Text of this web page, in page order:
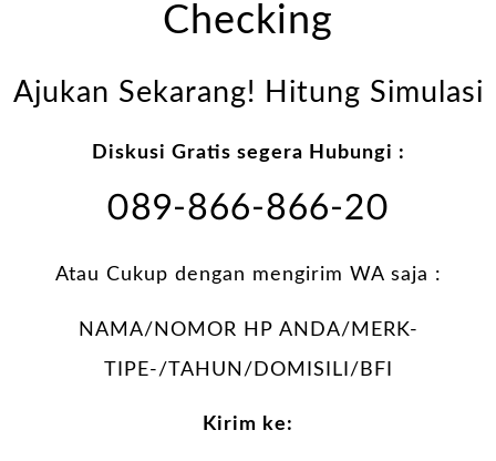
Checking
Ajukan Sekarang! Hitung Simulasi
Diskusi Gratis segera Hubungi :
089-866-866-20
Atau Cukup dengan mengirim WA saja :
NAMA/NOMOR HP ANDA/MERK-
TIPE-/TAHUN/DOMISILI/BFI
Kirim ke: